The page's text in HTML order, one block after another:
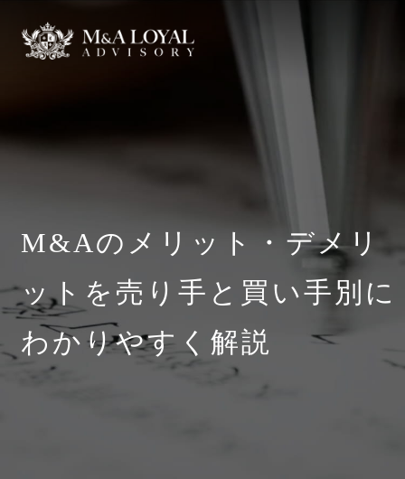
M&Aのメリット・デメリ
ットを売り手と買い手別に
わかりやすく解説